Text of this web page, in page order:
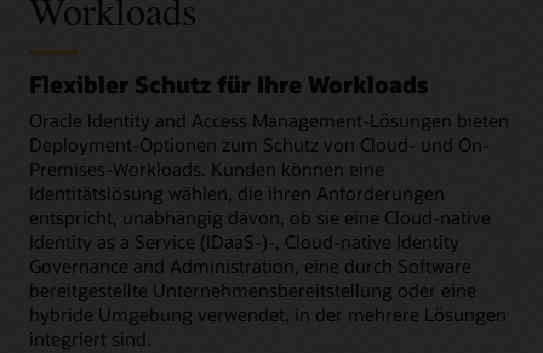
Workloads
Flexibler Schutz für Ihre Workloads
Oracle Identity and Access Management-Lösungen bieten
Deployment-Optionen zum Schutz von Cloud- und On-
Premises-Workloads. Kunden können eine
Identitätslösung wählen, die ihren Anforderungen
entspricht, unabhängig davon, ob sie eine Cloud-native
Identity as a Service (IDaaS-)-, Cloud-native Identity
Governance and Administration, eine durch Software
bereitgestellte Unternehmensbereitstellung oder eine
hybride Umgebung verwendet, in der mehrere Lösungen
integriert sind.